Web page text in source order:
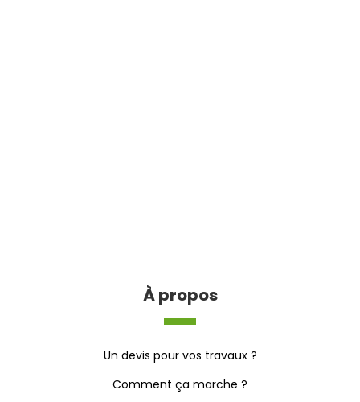
À propos
Un devis pour vos travaux ?
Comment ça marche ?